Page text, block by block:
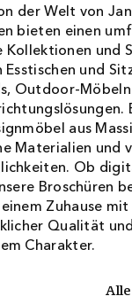
der Welt von
bieten einen
Kollektionen und
und
Outdoor-
aus
Materialien und
Ob
Broschüren
Zuhause
Qualität und
Charakter.